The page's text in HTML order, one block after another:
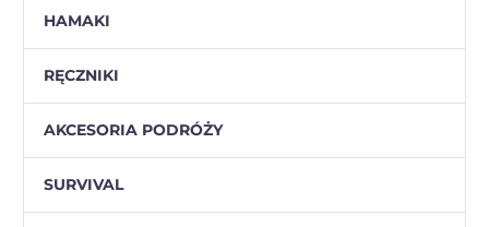
HAMAKI
RĘCZNIKI
AKCESORIA PODRÓŻY
SURVIVAL